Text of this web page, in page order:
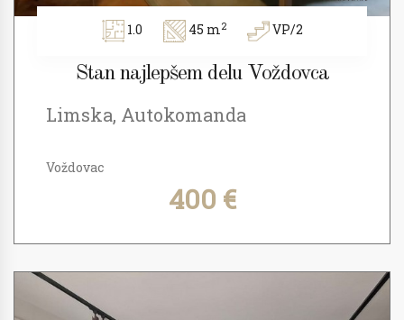
1.0 45 m2 VP/2
Stan najlepšem delu Voždovca
Limska, Autokomanda
Voždovac
400 €